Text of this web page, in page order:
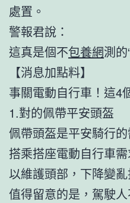
處置。
警報君說：
這真是個不包養網測的
【消息加點料】
事關電動自行車！這4
1.對的佩帶平安頭盔
佩帶頭盔是平安騎行
搭乘搭座電動自行車
以維護頭部，下降變亂
值得留意的是，駕駛